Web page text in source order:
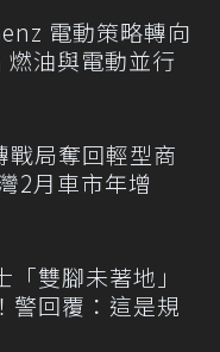
電動策略轉向
燃油與電動並行
戰局奪回輕型商
2月車市年增
雙腳未著地」
警回覆：這是規